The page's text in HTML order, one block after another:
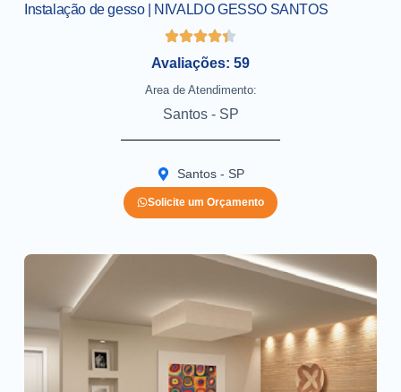
Instalação de gesso | NIVALDO GESSO SANTOS
Avaliações: 59
Area de Atendimento:
Santos - SP
Santos - SP
Solicite um Orçamento